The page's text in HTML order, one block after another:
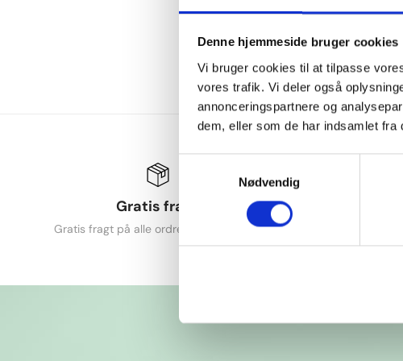
Denne hjemmeside bruger cookies
Vi bruger cookies til at tilpasse
vores trafik. Vi deler også
annonceringspartnere og
dem, eller som de har indsamlet fra
Nødvendig
Gratis fragt
Gratis fragt på alle ordrer over 249 DKK
365
Udvidet